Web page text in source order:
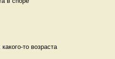
то возраста